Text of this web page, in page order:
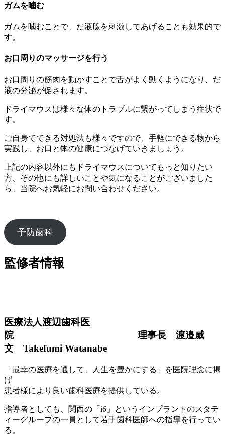
ガムを噛む
ガムを噛むことで、だ液腺を刺激してあげることも効果的で
す。
お口周りのマッサージを行う
お口周りの筋肉を動かすことで舌がよく動くようになり、だ
液の分泌が促されます。
ドライマウスは様々な体のトラブルに繋がってしまう症状で
す。
ご自身でできる対処法も様々ですので、手軽にできる物から
実践し、お口と体の健康につなげていきましょう。
上記の内容以外にもドライマウスについてもっと知りたい
方、その他にも詳しいことや気になることがございました
ら、当院へお気軽にお問い合わせください。
予防歯科
監修者情報
医療法人渡辺歯科医
院 理事長 渡邉威
文 Takefumi Watanabe
「最幸の医療を通して、人生を豊かにする」を医院理念に掲
げ
患者様により良い歯科医療を提供している。
指導者としても、関西の「i6」というインプラントのスタテ
ィーグループの一員として若手歯科医師への指導を行ってい
る。